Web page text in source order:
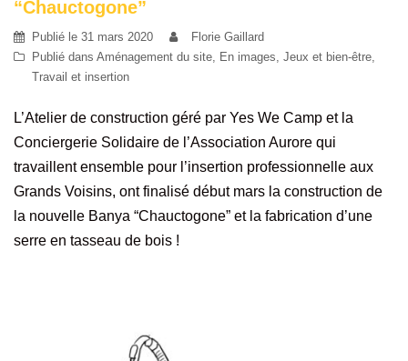
“Chauctogone”
Publié le 31 mars 2020
Florie Gaillard
Publié dans Aménagement du site En images Jeux et bien-être
Travail et insertion
L’Atelier de construction géré par Yes We Camp et la
Conciergerie Solidaire de l’Association Aurore qui
travaillent ensemble pour l’insertion professionnelle aux
Grands Voisins, ont finalisé début mars la construction de
la nouvelle Banya “Chauctogone” et la fabrication d’une
serre en tasseau de bois !